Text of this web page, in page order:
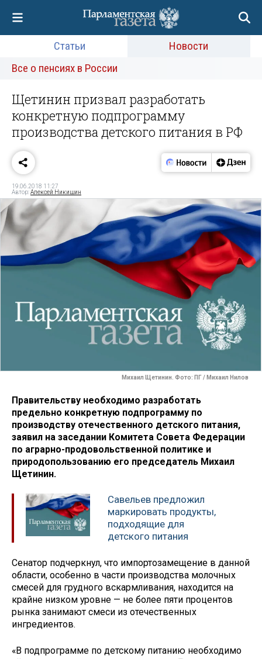
Статьи
Новости
Все о пенсиях в России
Щетинин призвал разработать
конкретную подпрограмму
производства детского питания в РФ
19.06.2018 11:27
Автор:Алексей Никишин
Михаил Щетинин. Фото: ПГ / Михаил Нилов
Правительству необходимо разработать
предельно конкретную подпрограмму по
производству отечественного детского питания,
заявил на заседании Комитета Совета Федерации
по аграрно-продовольственной политике и
природопользованию его председатель Михаил
Щетинин.
Савельев предложил
маркировать продукты,
подходящие для
детского питания
Сенатор подчеркнул, что импортозамещение в данной
области, особенно в части производства молочных
смесей для грудного вскармливания, находится на
крайне низком уровне — не более пяти процентов
рынка занимают смеси из отечественных
ингредиентов.
«В подпрограмме по детскому питанию необходимо